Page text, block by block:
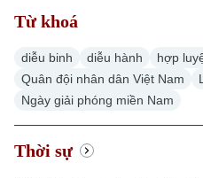
Từ khoá
diễu binh diễu hành hợp
Quân đội nhân dân Việt Nam
Ngày giải phóng miền Nam
Thời sự